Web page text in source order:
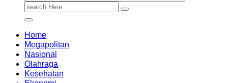
Search
Home
Megapolitan
Nasional
Olahraga
Kesehatan